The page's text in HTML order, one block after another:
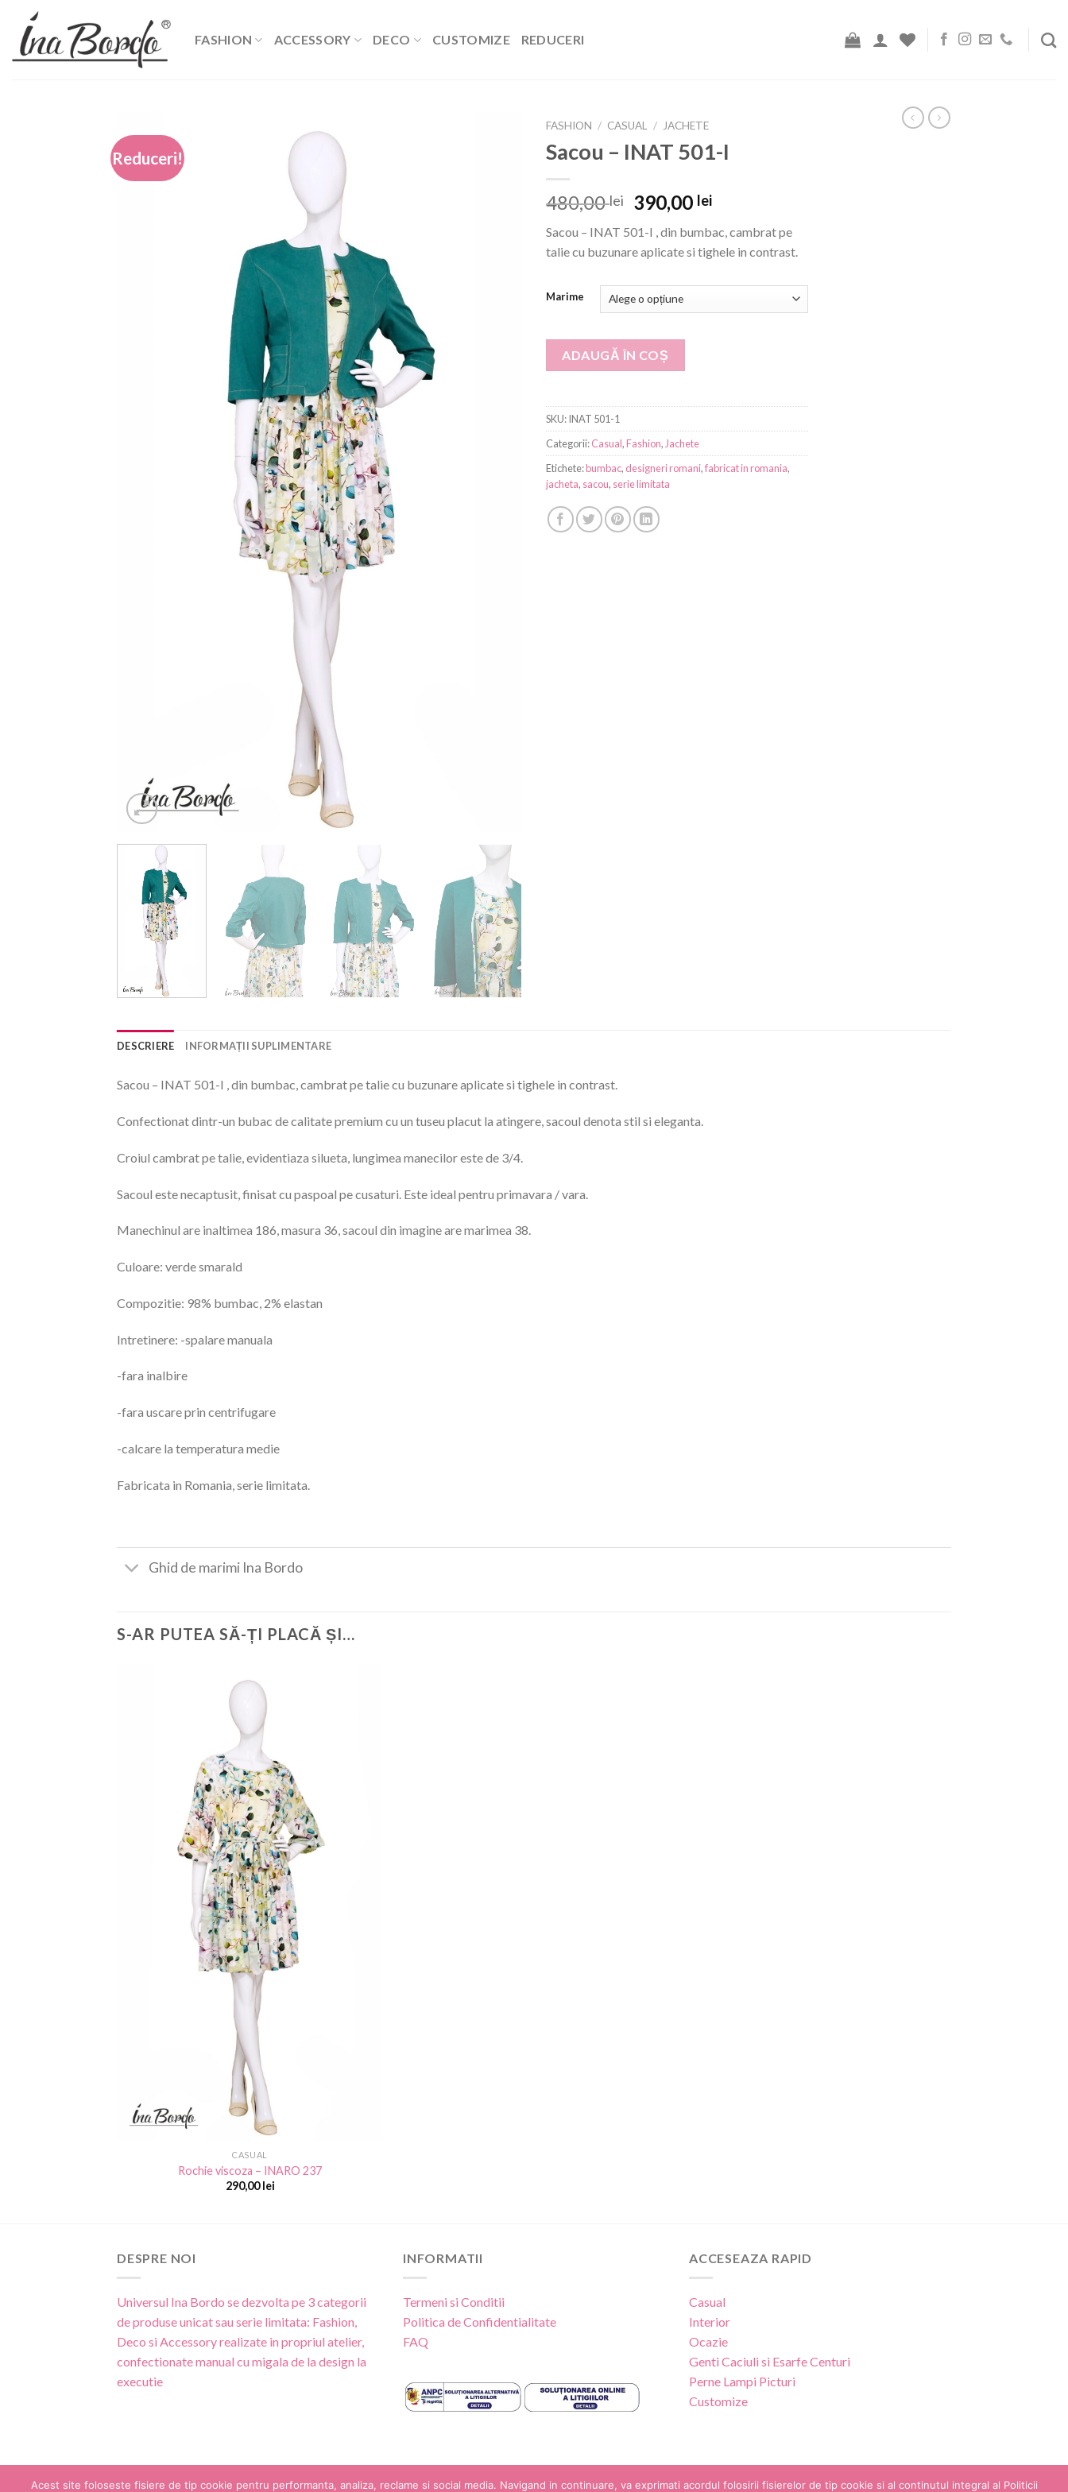
content
FASHION ACCESSORY DECO CUSTOMIZE REDUCERI
Reduceri!
FASHION / CASUAL / JACHETE
Sacou – INAT 501-I
480,00lei
Prețul
inițial
a
fost:
390,00 leiPrețul
este:
390,00 lei.
Sacou – INAT 501-I , din bumbac, cambrat pe
talie cu buzunare aplicate si tighele in contrast.
Marime
ADAUGĂ ÎN COȘ
SKU:INAT 501-1
Categorii:Casual,Fashion,Jachete
Etichete:bumbac, designeri romani,fabricat in romania,
jacheta, sacou, serie limitata
DESCRIERE INFORMAȚII SUPLIMENTARE
Sacou – INAT 501-I , din bumbac, cambrat pe talie cu buzunare aplicate si tighele in contrast.
Confectionat dintr-un bubac de calitate premium cu un tuseu placut la atingere, sacoul denota stil si eleganta.
Croiul cambrat pe talie, evidentiaza silueta, lungimea manecilor este de 3/4.
Sacoul este necaptusit, finisat cu paspoal pe cusaturi. Este ideal pentru primavara / vara.
Manechinul are inaltimea 186, masura 36, sacoul din imagine are marimea 38.
Culoare: verde smarald
Compozitie: 98% bumbac, 2% elastan
Intretinere: -spalare manuala
-fara inalbire
-fara uscare prin centrifugare
-calcare la temperatura medie
Fabricata in Romania, serie limitata.
Ghid de marimi Ina Bordo
S-AR PUTEA SĂ-ȚI PLACĂ ȘI…
CASUAL
Rochie viscoza – INARO 237
290,00lei
DESPRE NOI
Universul Ina Bordo se dezvolta pe 3 categorii
de produse unicat sau serie limitata: Fashion,
Deco si Accessory realizate in propriul atelier,
confectionate manual cu migala de la design la
executie
INFORMATII
Termeni si Conditii
Politica de Confidentialitate
FAQ
ACCESEAZA RAPID
Casual
Interior
Ocazie
Genti Caciuli si EsarfeCenturi
Perne Lampi Picturi
Customize
Acest site foloseste fisiere de tip cookie pentru performanta, analiza, reclame si social media. Navigand in continuare, va exprimati acordul folosirii fisierelor de tip cookie si al continutul integral al Politicii